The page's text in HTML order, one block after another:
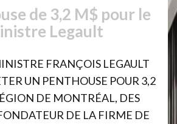
de 3,2 M$ pour le
Legault
FRANÇOIS LEGAULT
UN PENTHOUSE POUR 3,2
DE MONTRÉAL, DES
DE LA FIRME DE